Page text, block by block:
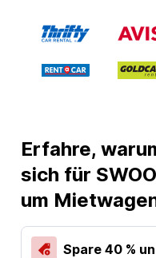
Erfahre,
sich für
um
Spare 40 %